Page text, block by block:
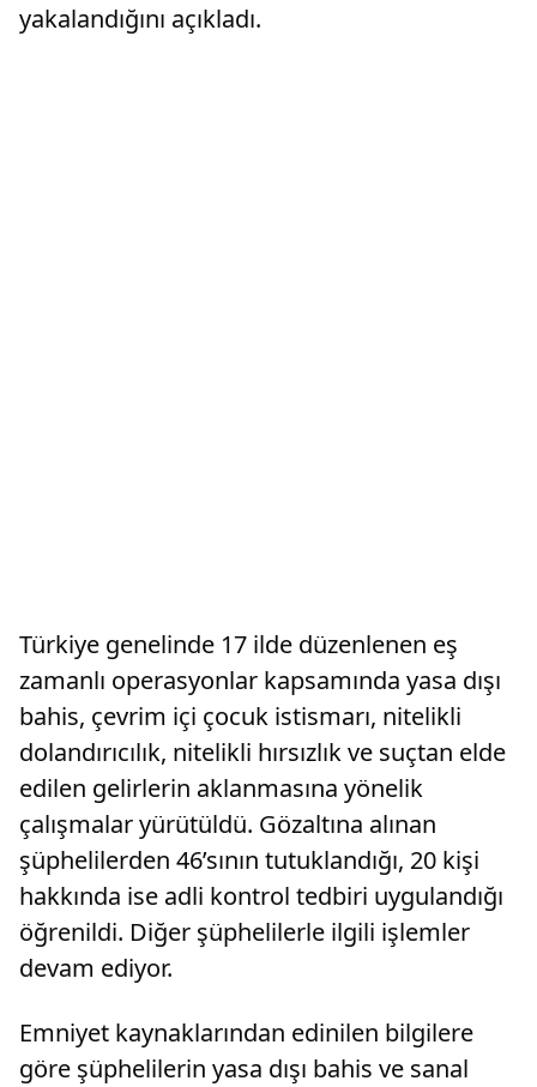
yakalandığını açıkladı.
Türkiye genelinde 17 ilde düzenlenen eş
zamanlı operasyonlar kapsamında yasa dışı
bahis, çevrim içi çocuk istismarı, nitelikli
dolandırıcılık, nitelikli hırsızlık ve suçtan elde
edilen gelirlerin aklanmasına yönelik
çalışmalar yürütüldü. Gözaltına alınan
şüphelilerden 46’sının tutuklandığı, 20 kişi
hakkında ise adli kontrol tedbiri uygulandığı
öğrenildi. Diğer şüphelilerle ilgili işlemler
devam ediyor.
Emniyet kaynaklarından edinilen bilgilere
göre şüphelilerin yasa dışı bahis ve sanal